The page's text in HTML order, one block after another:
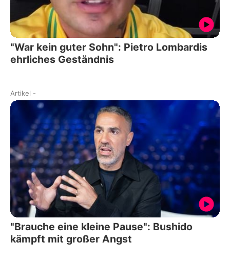
"War kein guter Sohn": Pietro Lombardis
ehrliches Geständnis
Artikel -
"Brauche eine kleine Pause": Bushido
kämpft mit großer Angst